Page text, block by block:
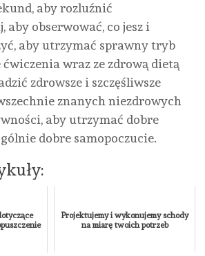
aby rozluźnić
aby obserwować, co jesz i
aby utrzymać sprawny tryb
wraz ze zdrową dietą
zdrowsze i szczęśliwsze
znanych niezdrowych
aby utrzymać dobre
dobre samopoczucie.
Projektujemy i wykonujemy schody
na miarę twoich potrzeb